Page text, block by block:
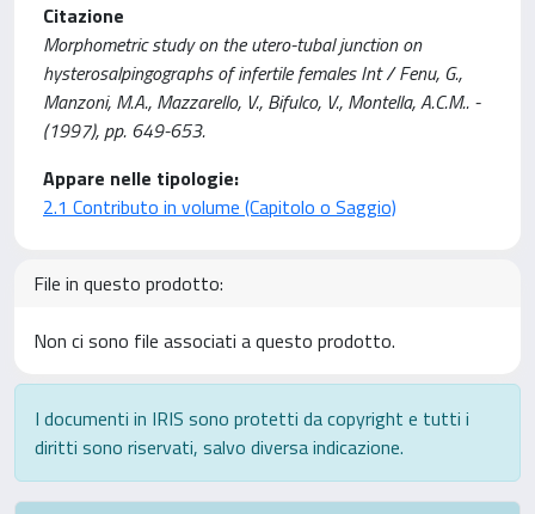
Citazione
Morphometric study on the utero-tubal junction on
hysterosalpingographs of infertile females Int / Fenu, G.,
Manzoni, M.A., Mazzarello, V., Bifulco, V., Montella, A.C.M.. -
(1997), pp. 649-653.
Appare nelle tipologie:
2.1 Contributo in volume (Capitolo o Saggio)
File in questo prodotto:
Non ci sono file associati a questo prodotto.
I documenti in IRIS sono protetti da copyright e tutti i
diritti sono riservati, salvo diversa indicazione.